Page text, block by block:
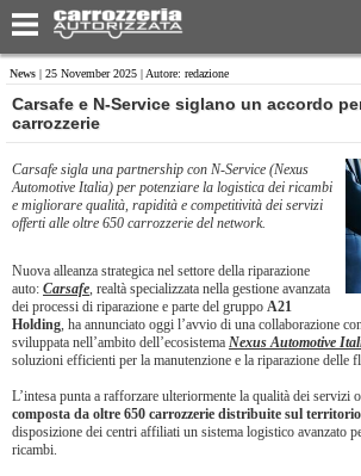
News | 25 November 2025 | Autore: redazione
Carsafe e N-Service siglano un accordo
carrozzerie
Carsafe sigla una partnership con N-Service (Nexus
Automotive Italia) per potenziare la logistica dei ricambi
e migliorare qualità, rapidità e competitività dei servizi
offerti alle oltre 650 carrozzerie del network.
Nuova alleanza strategica nel settore della riparazione
auto: Carsafe, realtà specializzata nella gestione avanzata
dei processi di riparazione e parte del gruppo A21
Holding, ha annunciato oggi l’avvio di una collaborazione
sviluppata nell’ambito dell’ecosistema Nexus Automotive
soluzioni efficienti per la manutenzione e la riparazione delle
L’intesa punta a rafforzare ulteriormente la qualità dei servizi
composta da oltre 650 carrozzerie distribuite sul
disposizione dei centri affiliati un sistema logistico avanzato
ricambi.